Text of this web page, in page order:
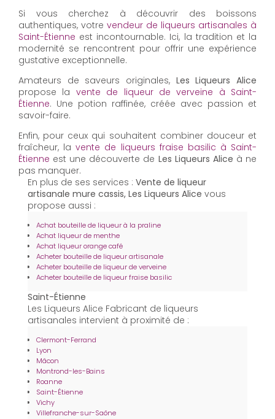
Si vous cherchez à découvrir des boissons
authentiques, votre vendeur de liqueurs artisanales à
Saint-Étienne est incontournable. Ici, la tradition et la
modernité se rencontrent pour offrir une expérience
gustative exceptionnelle.
Amateurs de saveurs originales, Les Liqueurs Alice
propose la vente de liqueur de verveine à Saint-
Étienne. Une potion raffinée, créée avec passion et
savoir-faire.
Enfin, pour ceux qui souhaitent combiner douceur et
fraîcheur, lavente de liqueurs fraise basilic à Saint-
Étienne est une découverte de Les Liqueurs Alice à ne
pas manquer.
En plus de ses services : Vente de liqueur
artisanale mure cassis, Les Liqueurs Alice vous
propose aussi :
Achat bouteille de liqueur à la praline
Achat liqueur de menthe
Achat liqueur orange café
Acheter bouteille de liqueur artisanale
Acheter bouteille de liqueur de verveine
Acheter bouteille de liqueur fraise basilic
Saint-Étienne
Les Liqueurs Alice Fabricant de liqueurs
artisanales intervient à proximité de :
Clermont-Ferrand
Lyon
Mâcon
Montrond-les-Bains
Roanne
Saint-Étienne
Vichy
Villefranche-sur-Saône